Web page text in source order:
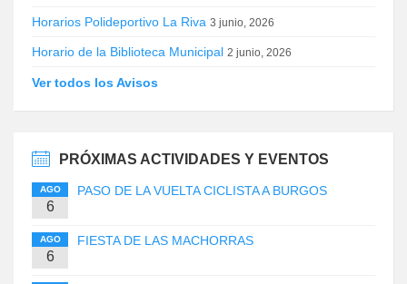
Horarios Polideportivo La Riva 3 junio, 2026
Horario de la Biblioteca Municipal 2 junio, 2026
Ver todos los Avisos
PRÓXIMAS ACTIVIDADES Y EVENTOS
AGO
6
PASO DE LA VUELTA CICLISTA A BURGOS
AGO
6
FIESTA DE LAS MACHORRAS